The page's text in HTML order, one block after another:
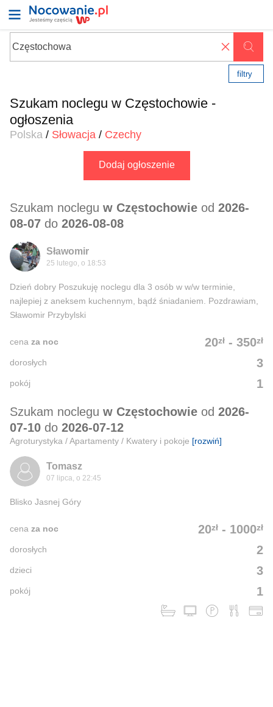
✖
filtry
Szukam noclegu w Częstochowie -
ogłoszenia
Polska / Słowacja / Czechy
Dodaj ogłoszenie
Szukam noclegu w Częstochowie od 2026-
08-07 do 2026-08-08
Sławomir
25 lutego, o 18:53
Dzień dobry Poszukuję noclegu dla 3 osób w w/w terminie,
najlepiej z aneksem kuchennym, bądź śniadaniem. Pozdrawiam,
Sławomir Przybylski
20zł - 350zł
cena za noc
3
dorosłych
1
pokój
Szukam noclegu w Częstochowie od 2026-
07-10 do 2026-07-12
Agroturystyka / Apartamenty / Kwatery i pokoje [rozwiń]
Tomasz
07 lipca, o 22:45
Blisko Jasnej Góry
20zł - 1000zł
cena za noc
2
dorosłych
3
dzieci
1
pokój